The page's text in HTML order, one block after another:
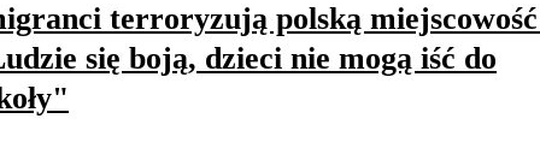
terroryzują polską
się boją, dzieci nie mogą iść do